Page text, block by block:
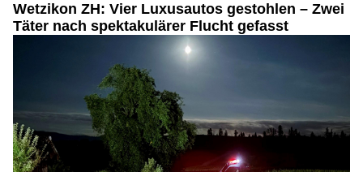
Wetzikon ZH: Vier Luxusautos gestohlen – Zwei
Täter nach spektakulärer Flucht gefasst